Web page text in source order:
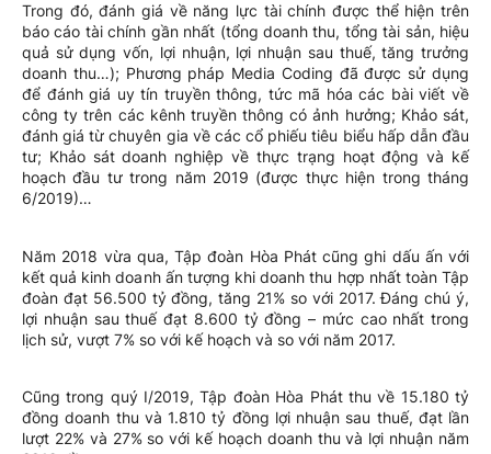
Trong đó, đánh giá về năng lực tài chính được thể hiện trên
báo cáo tài chính gần nhất (tổng doanh thu, tổng tài sản, hiệu
quả sử dụng vốn, lợi nhuận, lợi nhuận sau thuế, tăng trưởng
doanh thu…); Phương pháp Media Coding đã được sử dụng
để đánh giá uy tín truyền thông, tức mã hóa các bài viết về
công ty trên các kênh truyền thông có ảnh hưởng; Khảo sát,
đánh giá từ chuyên gia về các cổ phiếu tiêu biểu hấp dẫn đầu
tư; Khảo sát doanh nghiệp về thực trạng hoạt động và kế
hoạch đầu tư trong năm 2019 (được thực hiện trong tháng
6/2019)…
Năm 2018 vừa qua, Tập đoàn Hòa Phát cũng ghi dấu ấn với
kết quả kinh doanh ấn tượng khi doanh thu hợp nhất toàn Tập
đoàn đạt 56.500 tỷ đồng, tăng 21% so với 2017. Đáng chú ý,
lợi nhuận sau thuế đạt 8.600 tỷ đồng – mức cao nhất trong
lịch sử, vượt 7% so với kế hoạch và so với năm 2017.
Cũng trong quý I/2019, Tập đoàn Hòa Phát thu về 15.180 tỷ
đồng doanh thu và 1.810 tỷ đồng lợi nhuận sau thuế, đạt lần
lượt 22% và 27% so với kế hoạch doanh thu và lợi nhuận năm